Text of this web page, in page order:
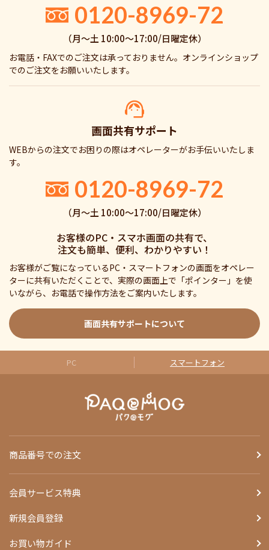
0120-8969-72
（月〜土 10:00〜17:00/日曜定休）
お電話・FAXでのご注文は承っておりません。オンラインショップ
でのご注文をお願いいたします。
画面共有サポート
WEBからの注文でお困りの際はオペレーターがお手伝いいたしま
す。
0120-8969-72
（月〜土 10:00〜17:00/日曜定休）
お客様のPC・スマホ画面の共有で、
注文も簡単、便利、わかりやすい！
お客様がご覧になっているPC・スマートフォンの画面をオペレー
ターに共有いただくことで、実際の画面上で「ポインター」を使
いながら、お電話で操作方法をご案内いたします。
画面共有サポートについて
PC スマートフォン
商品番号での注文
会員サービス特典
新規会員登録
お買い物ガイド